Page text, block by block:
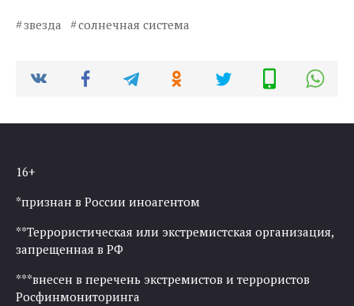
звезда солнечная система
16+
*признан в России иноагентом
**Террористическая или экстремистская организация,
запрещенная в РФ
***внесен в перечень экстремистов и террористов
Росфинмониторинга